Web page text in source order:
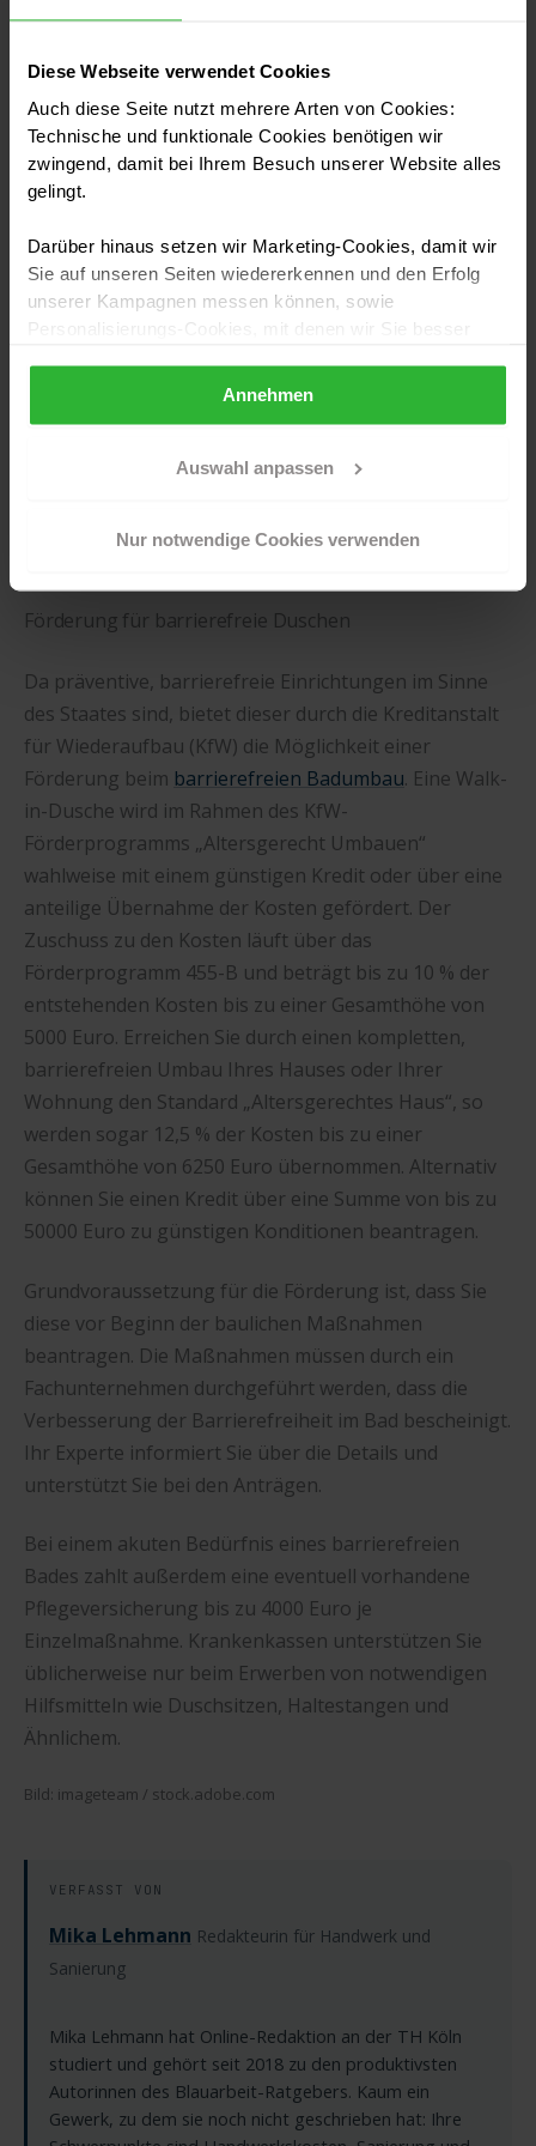
Diese Webseite verwendet Cookies
Auch diese Seite nutzt mehrere Arten von Cookies:
Technische und funktionale Cookies benötigen wir
zwingend, damit bei Ihrem Besuch unserer Website alles
gelingt.
Darüber hinaus setzen wir Marketing-Cookies, damit wir
Sie auf unseren Seiten wiedererkennen und den Erfolg
unserer Kampagnen messen können, sowie
Personalisierungs-Cookies, mit denen wir Sie besser
jederzeit über Ihren Browser tun. Sie können natürlich
das Funktionieren unserer Seite zwingend erforderlich
Sind Sie über 16? Dann willigen Sie mit „Annehmen“ in
Annehmen
Auswahl anpassen
Nur notwendige Cookies verwenden
Kostenabschätzung finden Sie hier:
KOSTENPUNKT
KOSTEN
(€)
Demontage alter Fliesen und
Duschkabine verfliesen 200
600 – 800
Förderung für barrierefreie Duschen
Da präventive, barrierefreie Einrichtungen im Sinne
des Staates sind, bietet dieser durch die Kreditanstalt
für Wiederaufbau (KfW) die Möglichkeit einer
Förderung beim barrierefreien Badumbau. Eine Walk-
in-Dusche wird im Rahmen des KfW-
Förderprogramms „Altersgerecht Umbauen“
wahlweise mit einem günstigen Kredit oder über eine
anteilige Übernahme der Kosten gefördert. Der
Zuschuss zu den Kosten läuft über das
Förderprogramm 455-B und beträgt bis zu 10 % der
entstehenden Kosten bis zu einer Gesamthöhe von
5000 Euro. Erreichen Sie durch einen kompletten,
barrierefreien Umbau Ihres Hauses oder Ihrer
Wohnung den Standard „Altersgerechtes Haus“, so
werden sogar 12,5 % der Kosten bis zu einer
Gesamthöhe von 6250 Euro übernommen. Alternativ
können Sie einen Kredit über eine Summe von bis zu
50000 Euro zu günstigen Konditionen beantragen.
Grundvoraussetzung für die Förderung ist, dass Sie
diese vor Beginn der baulichen Maßnahmen
beantragen. Die Maßnahmen müssen durch ein
Fachunternehmen durchgeführt werden, dass die
Verbesserung der Barrierefreiheit im Bad bescheinigt.
Ihr Experte informiert Sie über die Details und
unterstützt Sie bei den Anträgen.
Bei einem akuten Bedürfnis eines barrierefreien
Bades zahlt außerdem eine eventuell vorhandene
Pflegeversicherung bis zu 4000 Euro je
Einzelmaßnahme. Krankenkassen unterstützen Sie
üblicherweise nur beim Erwerben von notwendigen
Hilfsmitteln wie Duschsitzen, Haltestangen und
Ähnlichem.
Bild: imageteam / stock.adobe.com
VERFASST VON
Mika Lehmann Redakteurin für Handwerk und
Sanierung
Mika Lehmann hat Online-Redaktion an der TH Köln
studiert und gehört seit 2018 zu den produktivsten
Autorinnen des Blauarbeit-Ratgebers. Kaum ein
Gewerk, zu dem sie noch nicht geschrieben hat: Ihre